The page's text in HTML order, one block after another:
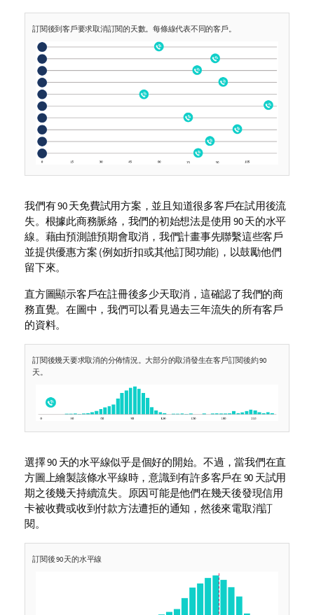
訂閱後到客戶要求取消訂閱的天數。每條線代表不同的客戶。
我們有 90 天免費試用方案，並且知道很多客戶在試用後流
失。根據此商務脈絡，我們的初始想法是使用 90 天的水平
線。藉由預測誰預期會取消，我們計畫事先聯繫這些客戶
並提供優惠方案 (例如折扣或其他訂閱功能)，以鼓勵他們
留下來。
直方圖顯示客戶在註冊後多少天取消，這確認了我們的商
務直覺。在圖中，我們可以看見過去三年流失的所有客戶
的資料。
訂閱後幾天要求取消的分佈情況。大部分的取消發生在客戶訂閱後約 90
天。
選擇 90 天的水平線似乎是個好的開始。不過，當我們在直
方圖上繪製該條水平線時，意識到有許多客戶在 90 天試用
期之後幾天持續流失。原因可能是他們在幾天後發現信用
卡被收費或收到付款方法遭拒的通知，然後來電取消訂
閱。
訂閱後 90 天的水平線